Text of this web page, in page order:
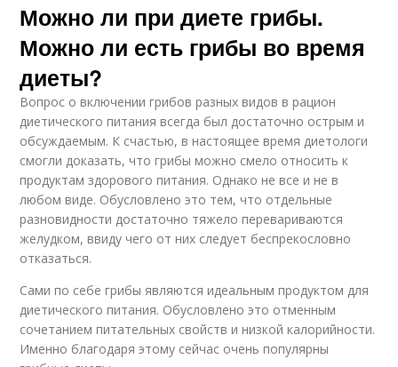
Можно ли при диете грибы.
Можно ли есть грибы во время
диеты?
Вопрос о включении грибов разных видов в рацион
диетического питания всегда был достаточно острым и
обсуждаемым. К счастью, в настоящее время диетологи
смогли доказать, что грибы можно смело относить к
продуктам здорового питания. Однако не все и не в
любом виде. Обусловлено это тем, что отдельные
разновидности достаточно тяжело перевариваются
желудком, ввиду чего от них следует беспрекословно
отказаться.
Сами по себе грибы являются идеальным продуктом для
диетического питания. Обусловлено это отменным
сочетанием питательных свойств и низкой калорийности.
Именно благодаря этому сейчас очень популярны